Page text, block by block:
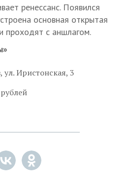
ренессанс. Появился
основная открытая
проходят с аншлагом.
ул. Иристонская, 3